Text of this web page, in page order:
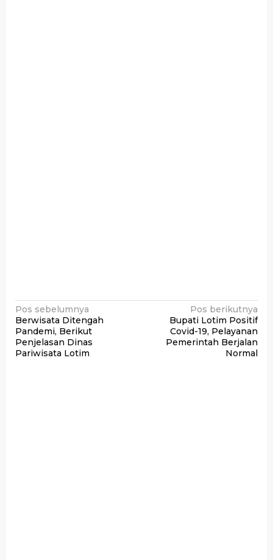
Navigasi
pos
Pos sebelumnya
Berwisata Ditengah
Pandemi, Berikut
Penjelasan Dinas
Pariwisata Lotim
Pos berikutnya
Bupati Lotim Positif
Covid-19, Pelayanan
Pemerintah Berjalan
Normal